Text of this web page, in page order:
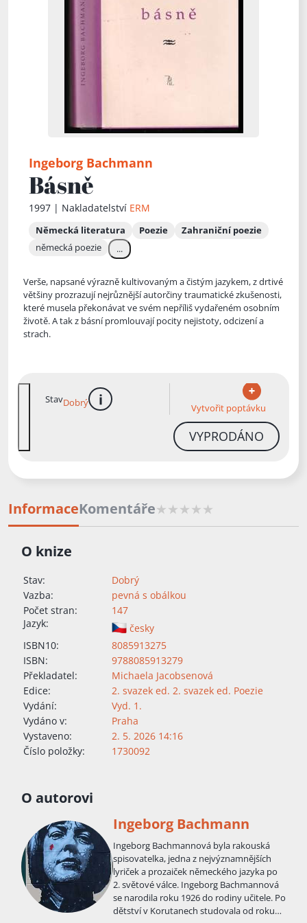
Ingeborg Bachmann
Básně
1997 | Nakladatelství ERM
Německá literatura Poezie
Zahraniční poezie
německá poezie
...
Verše, napsané výrazně kultivovaným a čistým jazykem, z drtivé
většiny prozrazují nejrůznější autorčiny traumatické zkušenosti,
které musela překonávat ve svém nepříliš vydařeném osobním
životě. A takz básní promlouvají pocity nejistoty, odcizení a
strach.
StavDobrý více informací Vytvořit poptávku
VYPRODÁNO
InformaceKomentáře
O knize
Stav:
Dobrý
Vazba:
pevná s obálkou
Počet stran:
147
Jazyk:
česky
ISBN10:
8085913275
ISBN:
9788085913279
Překladatel:
Michaela Jacobsenová
Edice:
2. svazek ed. 2. svazek ed. Poezie
Vydání:
Vyd. 1.
Vydáno v:
Praha
Vystaveno:
2. 5. 2026 14:16
Číslo položky:
1730092
O autorovi
Ingeborg Bachmann
Ingeborg Bachmannová byla rakouská
spisovatelka, jedna z nejvýznamnějších
lyriček a prozaiček německého jazyka po
2. světové válce. Ingeborg Bachmannová
se narodila roku 1926 do rodiny učitele. Po
dětství v Korutanech studovala od roku